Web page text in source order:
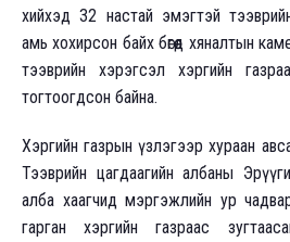
хийхэд 32 настай эмэгтэй
амь хохирсон байх бөгөөд хяналтын
тээврийн хэрэгсэл хэргийн
тогтоогдсон байна.
Хэргийн газрын үзлэгээр хураан
Тээврийн цагдаагийн албаны
алба хаагчид мэргэжлийн ур
гарган хэргийн газраас